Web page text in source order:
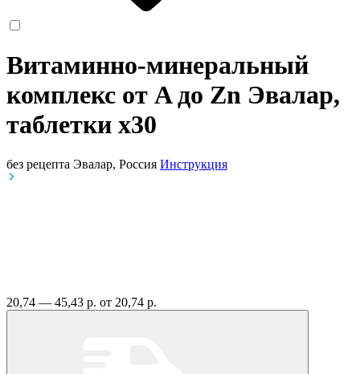
Витаминно-минеральный
комплекс от A до Zn Эвалар,
таблетки x30
без рецепта Эвалар, Россия Инструкция
20,74 — 45,43 р. от 20,74 р.